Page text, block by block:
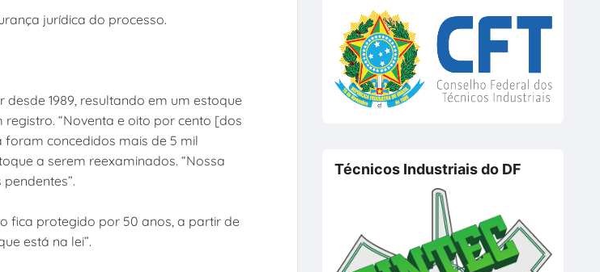
jurídica do processo.
1989, resultando em um estoque
“Noventa e oito por cento [dos
foram concedidos mais de 5 mil
a serem reexaminados. “Nossa
fica protegido por 50 anos, a partir de
está na lei”.
Técnicos Industriais do DF